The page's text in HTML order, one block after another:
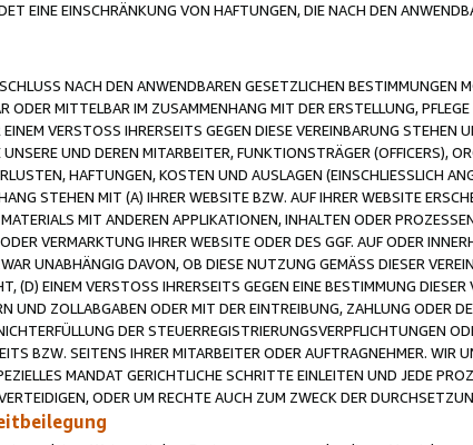
EINE EINSCHRÄNKUNG VON HAFTUNGEN, DIE NACH DEN
NACH DEN ANWENDBAREN GESETZLICHEN BESTIMMUNGEN
ODER MITTELBAR IM ZUSAMMENHANG MIT DER ERSTELLUNG,
VERSTOSS IHRERSEITS GEGEN DIESE VEREINBARUNG STEHEN
UND DEREN MITARBEITER, FUNKTIONSTRÄGER (OFFICERS),
HAFTUNGEN, KOSTEN UND AUSLAGEN (EINSCHLIESSLICH
STEHEN MIT (A) IHRER WEBSITE BZW. AUF IHRER WEBSITE
MIT ANDEREN APPLIKATIONEN, INHALTEN ODER
VERMARKTUNG IHRER WEBSITE ODER DES GGF. AUF ODER
UNABHÄNGIG DAVON, OB DIESE NUTZUNG GEMÄSS DIESER
(D) EINEM VERSTOSS IHRERSEITS GEGEN EINE BESTIMMUNG DIESER
UND ZOLLABGABEN ODER MIT DER EINTREIBUNG, ZAHLUNG ODER
DER STEUERREGISTRIERUNGSVERPFLICHTUNGEN
BZW. SEITENS IHRER MITARBEITER ODER AUFTRAGNEHMER. WIR
MANDAT GERICHTLICHE SCHRITTE EINLEITEN UND JEDE
ODER UM RECHTE AUCH ZUM ZWECK DER